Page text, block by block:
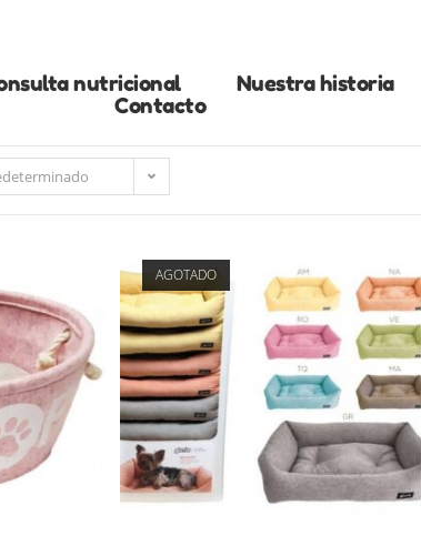
nutricional Nuestra historia
Contacto
AGOTADO